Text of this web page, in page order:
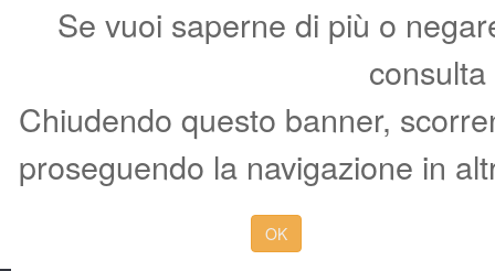
Se vuoi saperne di più o
Chiudendo questo banner,
proseguendo la navigazione in
OK